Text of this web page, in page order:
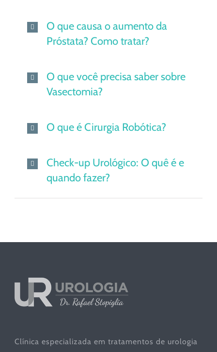
O que causa o aumento da
Próstata? Como tratar?
O que você precisa saber sobre
Vasectomia?
O que é Cirurgia Robótica?
Check-up Urológico: O quê é e
quando fazer?
Clínica especializada em tratamentos de urologia